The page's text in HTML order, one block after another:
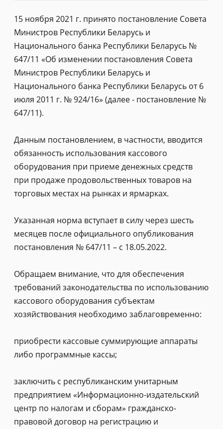
15 ноября 2021 г. принято постановление Совета
Министров Республики Беларусь и
Национального банка Республики Беларусь №
647/11 «Об изменении постановления Совета
Министров Республики Беларусь и
Национального банка Республики Беларусь от 6
июля 2011 г. № 924/16» (далее - постановление №
647/11).
Данным постановлением, в частности, вводится
обязанность использования кассового
оборудования при приеме денежных средств
при продаже продовольственных товаров на
торговых местах на рынках и ярмарках.
Указанная норма вступает в силу через шесть
месяцев после официального опубликования
постановления № 647/11 – с 18.05.2022.
Обращаем внимание, что для обеспечения
требований законодательства по использованию
кассового оборудования субъектам
хозяйствования необходимо заблаговременно:
приобрести кассовые суммирующие аппараты
либо программные кассы;
заключить с республиканским унитарным
предприятием «Информационно-издательский
центр по налогам и сборам» гражданско-
правовой договор на регистрацию и